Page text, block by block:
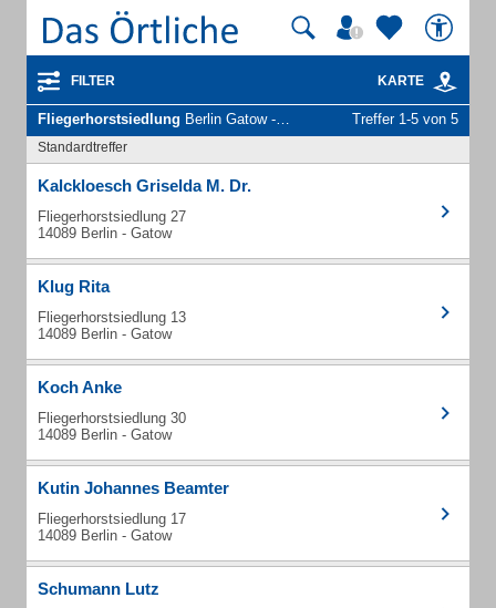
FILTER KARTE
Fliegerhorstsiedlung Berlin Gatow - Unternehmen und Personen Treffer 1-5 von 5
Standardtreffer
Kalckloesch Griselda M. Dr.
Fliegerhorstsiedlung 27
14089 Berlin - Gatow
Klug Rita
Fliegerhorstsiedlung 13
14089 Berlin - Gatow
Koch Anke
Fliegerhorstsiedlung 30
14089 Berlin - Gatow
Kutin Johannes Beamter
Fliegerhorstsiedlung 17
14089 Berlin - Gatow
Schumann Lutz